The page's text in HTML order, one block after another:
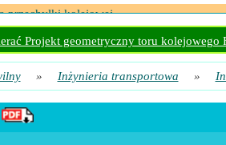
przechyłki kolejowej
przechyłki kolejowej dla BG
w kolejnictwie
Projekt geometryczny toru kolejowego
» Inżynieria transportowa »